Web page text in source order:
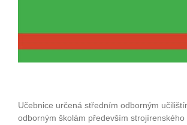
Učebnice určená středním odborným
odborným školám především strojírenského